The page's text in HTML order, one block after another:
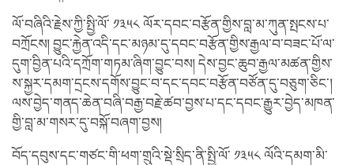
ལོ་བཞིའི་རྗེས་ཀྱི་སྤྱི་ལོ་ ༡༣༥༨ ལོར་དབང་བརྩོན་གྱིས་བླ་མ་ཀུན་སྤངས་པ་
བཀྲོངས། བྱུང་རྐྱེན་འདི་དང་མཉམ་དུ་དབང་བརྩོན་གྱིས་རྒྱལ་བ་བཟང་པོ་ལ་
དུག་བྱིན་པའི་དཀྲོག་གཏམ་ཞིག་བྱུང་བས། དེས་བྱང་ཆུབ་རྒྱལ་མཚན་གྱིས་
ས་སྐྱར་དམག་དྲངས་དགོས་བྱུང་བ་དང་དབང་བརྩོན་བཙོན་དུ་བཅུག་ཅིང་།
ལས་བྱེད་གནད་ཆེན་བཞི་བརྒྱ་བརྗེ་ཚབ་བྱས་པ་དང་དབང་རྒྱུར་བྱེད་མཁན་
གྱི་བླ་མ་གསར་དུ་བསྐོ་བཞག་བྱས།
བོད་དབུས་དང་གཙང་གི་ཕག་གྲུའི་སྡེ་སྲིད་ནི་སྤྱི་ལོ་ ༡༣༥༨ ལོའི་དམག་མི་